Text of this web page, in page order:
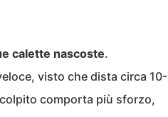
calette nascoste.
visto che dista circa 10-
comporta più sforzo,